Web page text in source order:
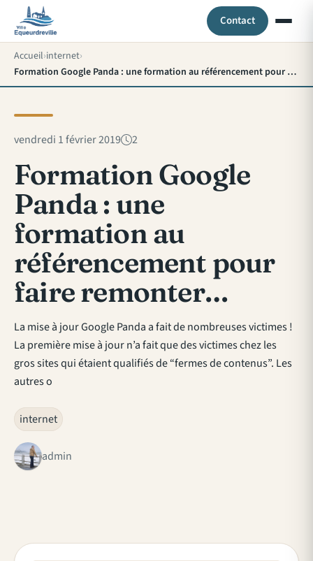
Contact
Accueil internet
Formation Google Panda : une formation au référencement pour faire remonter…
vendredi 1 février 2019 2
Formation Google
Panda : une
formation au
référencement pour
faire remonter…
La mise à jour Google Panda a fait de nombreuses victimes !
La première mise à jour n’a fait que des victimes chez les
gros sites qui étaient qualifiés de “fermes de contenus”. Les
autres o
internet
admin